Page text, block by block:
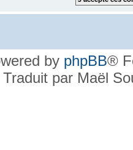
by phpBB®
Traduit par Maël